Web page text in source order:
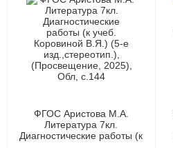
ФГОС Аристова М.А.
Литература 7кл.
Диагностические работы (к